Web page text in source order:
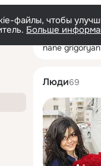
файлы, чтобы
Больше
nane
Люди69